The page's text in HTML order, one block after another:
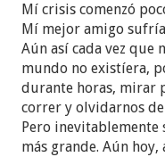
Mí crisis comenzó
Mí mejor amigo
Aún así cada vez que
mundo no existíera,
durante horas, mirar
correr y olvidarnos
Pero inevitablemente
más grande. Aún hoy,